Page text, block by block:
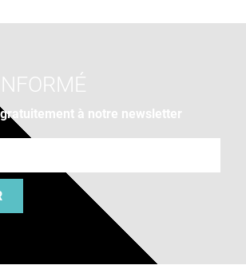
à notre newsletter